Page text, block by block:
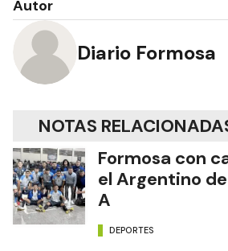
Autor
Diario Formosa
NOTAS
Formosa con
el Argentino
A
DEPORTES